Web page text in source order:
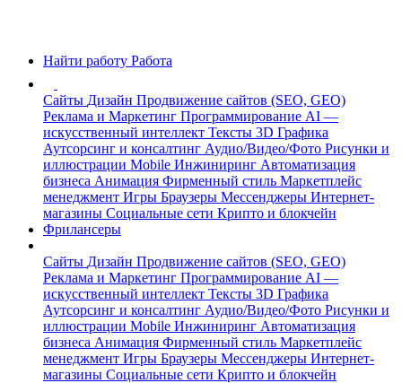
Найти работу Работа
Сайты Дизайн Продвижение сайтов (SEO, GEO)
Реклама и Маркетинг Программирование AI —
искусственный интеллект Тексты 3D Графика
Аутсорсинг и консалтинг Аудио/Видео/Фото Рисунки и
иллюстрации Mobile Инжиниринг Автоматизация
бизнеса Анимация Фирменный стиль Маркетплейс
менеджмент Игры Браузеры Мессенджеры Интернет-
магазины Социальные сети Крипто и блокчейн
Фрилансеры
Сайты Дизайн Продвижение сайтов (SEO, GEO)
Реклама и Маркетинг Программирование AI —
искусственный интеллект Тексты 3D Графика
Аутсорсинг и консалтинг Аудио/Видео/Фото Рисунки и
иллюстрации Mobile Инжиниринг Автоматизация
бизнеса Анимация Фирменный стиль Маркетплейс
менеджмент Игры Браузеры Мессенджеры Интернет-
магазины Социальные сети Крипто и блокчейн